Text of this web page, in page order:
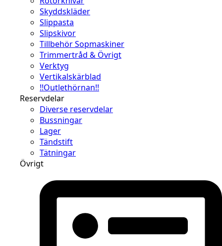
Skyddskläder
Slippasta
Slipskivor
Tillbehör Sopmaskiner
Trimmertråd & Övrigt
Verktyg
Vertikalskärblad
!!Outlethörnan!!
Reservdelar
Diverse reservdelar
Bussningar
Lager
Tändstift
Tätningar
Övrigt